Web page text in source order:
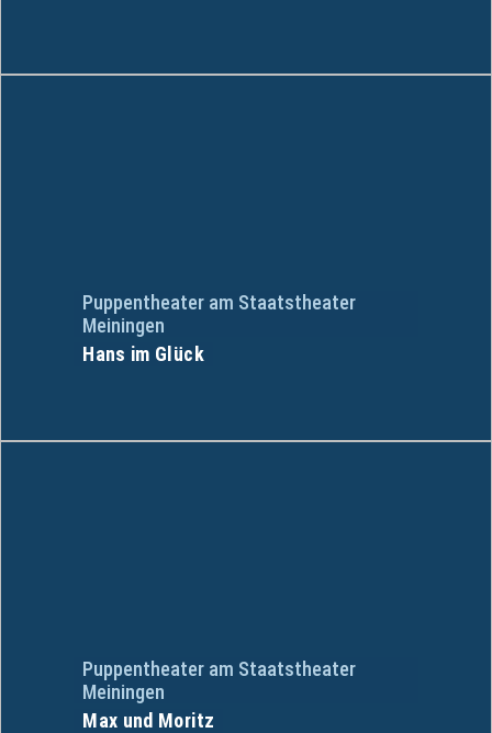
Puppentheater am Staatstheater
Meiningen
Hans im Glück
Puppentheater am Staatstheater
Meiningen
Max und Moritz